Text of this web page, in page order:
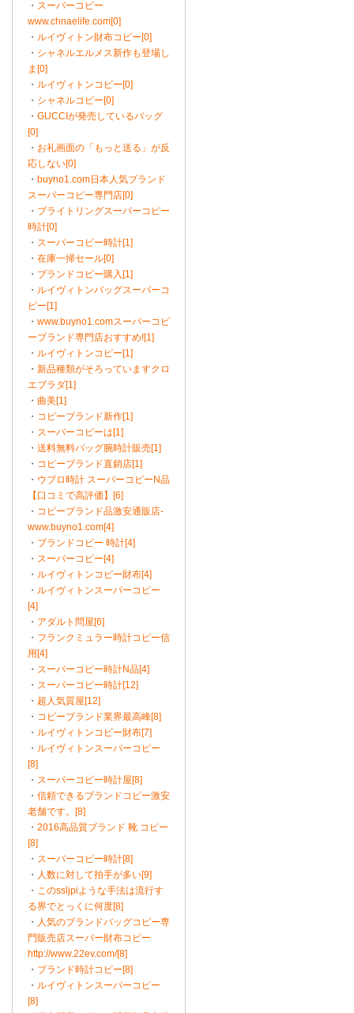
・ スーパーコピー
www.chnaelife.com[0]
・ ルイヴィトン財布コピー[0]
・ シャネルエルメス新作も登場し
ま[0]
・ ルイヴィトンコピー[0]
・ シャネルコピー[0]
・ GUCCIが発売しているバッグ
[0]
・ お礼画面の「もっと送る」が反
応しない[0]
・ buyno1.com日本人気ブランド
スーパーコピー専門店[0]
・ ブライトリングスーパーコピー
時計[0]
・ スーパーコピー時計[1]
・ 在庫一掃セール[0]
・ ブランドコピー購入[1]
・ ルイヴィトンバッグスーパーコ
ピー[1]
・ www.buyno1.comスーパーコピ
ーブランド専門店おすすめ![1]
・ ルイヴィトンコピー[1]
・ 新品種類がそろっていますクロ
エブラダ[1]
・ 曲美[1]
・ コピーブランド新作[1]
・ スーパーコピーは[1]
・ 送料無料バッグ腕時計販売[1]
・ コピーブランド直銷店[1]
・ ウブロ時計 スーパーコピーN品
【口コミで高評価】[6]
・ コピーブランド品激安通販店-
www.buyno1.com[4]
・ ブランドコピー 時計[4]
・ スーパーコピー[4]
・ ルイヴィトンコピー財布[4]
・ ルイヴィトンスーパーコピー
[4]
・ アダルト問屋[6]
・ フランクミュラー時計コピー信
用[4]
・ スーパーコピー時計N品[4]
・ スーパーコピー時計[12]
・ 超人気質屋[12]
・ コピーブランド業界最高峰[8]
・ ルイヴィトンコピー財布[7]
・ ルイヴィトンスーパーコピー
[8]
・ スーパーコピー時計屋[8]
・ 信頼できるブランドコピー激安
老舗です。[8]
・ 2016高品質ブランド 靴 コピー
[8]
・ スーパーコピー時計[8]
・ 人数に対して拍手が多い[9]
・ このssljpiような手法は流行す
る界でとっくに何度[8]
・ 人気のブランドバッグコピー専
門販売店スーパー財布コピー
http://www.22ev.com/[8]
・ ブランド時計コピー[8]
・ ルイヴィトンスーパーコピー
[8]